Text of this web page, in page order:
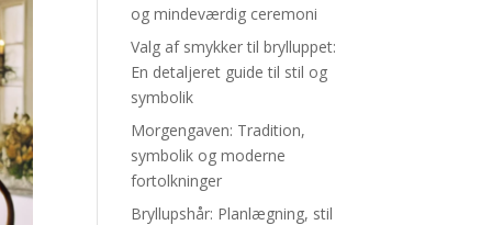
og mindeværdig ceremoni
Valg af smykker til brylluppet:
En detaljeret guide til stil og
symbolik
Morgengaven: Tradition,
symbolik og moderne
fortolkninger
Bryllupshår: Planlægning, stil